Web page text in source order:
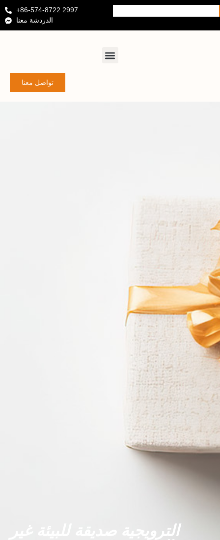
+86-574-8722 2997
الدردشة معنا
تواصل معنا
الترويجية صديقة للبيئة غير